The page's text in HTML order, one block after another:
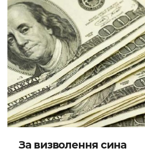
За визволення сина